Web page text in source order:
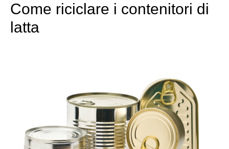
Come riciclare i contenitori di
latta